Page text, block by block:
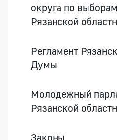
округа по
Рязанской
Регламент
Думы
Молодежный
Рязанской
Законы